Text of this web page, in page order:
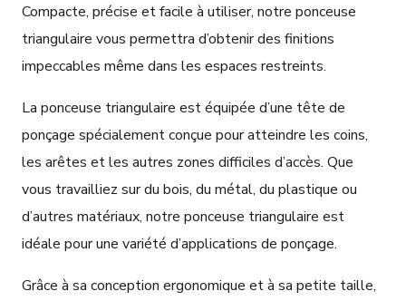
Compacte, précise et facile à utiliser, notre ponceuse
triangulaire vous permettra d’obtenir des finitions
impeccables même dans les espaces restreints.
La ponceuse triangulaire est équipée d’une tête de
ponçage spécialement conçue pour atteindre les coins,
les arêtes et les autres zones difficiles d’accès. Que
vous travailliez sur du bois, du métal, du plastique ou
d’autres matériaux, notre ponceuse triangulaire est
idéale pour une variété d’applications de ponçage.
Grâce à sa conception ergonomique et à sa petite taille,